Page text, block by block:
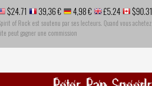
$24.71 39,36 € 4,98 € £5.24 $90.31
of Rock est soutenu par ses lecteurs. Quand vous
peut gagner une commission